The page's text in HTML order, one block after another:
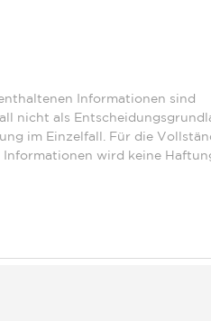
Informationen sind
nicht als
im Einzelfall. Für die
wird keine